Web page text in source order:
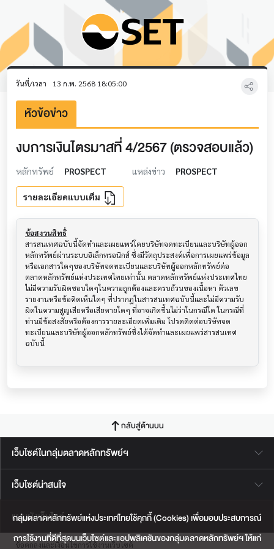
กลุ่มตลาดหลักทรัพย์แห่งประเทศไทยใช้คุกกี้ (Cookies) เพื่อมอบประสบการณ์
การใช้งานที่ดีที่สุดบนเว็บไซต์และแอปพลิเคชันของกลุ่มตลาดหลักทรัพย์ฯ ให้แก่
วันที่/เวลา 13 ก.พ. 2568 18:05:00
หัวข้อข่าว
งบการเงินไตรมาสที่ 4/2567 (ตรวจสอบแล้ว)
หลักทรัพย์ PROSPECT แหล่งข่าว PROSPECT
รายละเอียดแบบเต็ม
ข้อสงวนสิทธิ์
สารสนเทศฉบับนี้จัดทำและเผยแพร่โดยบริษัทจดทะเบียนและบริษัทผู้ออก
หลักทรัพย์ผ่านระบบอิเล็กทรอนิกส์ ซึ่งมีวัตถุประสงค์เพื่อการเผยแพร่ข้อมูล
หรือเอกสารใดๆของบริษัทจดทะเบียนและบริษัทผู้ออกหลักทรัพย์ต่อ
ตลาดหลักทรัพย์แห่งประเทศไทยเท่านั้น ตลาดหลักทรัพย์แห่งประเทศไทย
ไม่มีความรับผิดชอบใดๆในความถูกต้องและครบถ้วนของเนื้อหา ตัวเลข
รายงานหรือข้อคิดเห็นใดๆ ที่ปรากฎในสารสนเทศฉบับนี้และไม่มีความรับ
ผิดในความสูญเสียหรือเสียหายใดๆ ที่อาจเกิดขึ้นไม่ว่าในกรณีใด ในกรณีที่
ท่านมีข้อสงสัยหรือต้องการรายละเอียดเพิ่มเติม โปรดติดต่อบริษัทจด
ทะเบียนและบริษัทผู้ออกหลักทรัพย์ซึ่งได้จัดทำและเผยแพร่สารสนเทศ
ฉบับนี้
กลับสู่ด้านบน
เว็บไซต์ในกลุ่มตลาดหลักทรัพย์ฯ
เว็บไซต์น่าสนใจ
แผนผังเว็บไซต์
ข้อตกลงและเงื่อนไขการใช้งานเว็บไซต์